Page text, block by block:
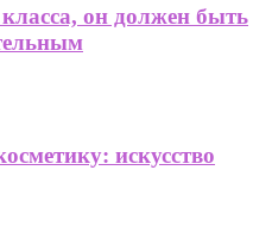
он должен быть
искусство